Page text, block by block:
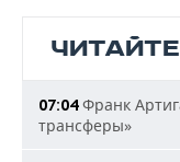
07:04Франк
трансферы»